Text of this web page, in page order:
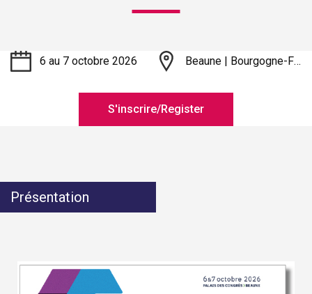
6 au 7 octobre 2026 Beaune | Bourgogne-Franche-Comté
S'inscrire/Register
Présentation